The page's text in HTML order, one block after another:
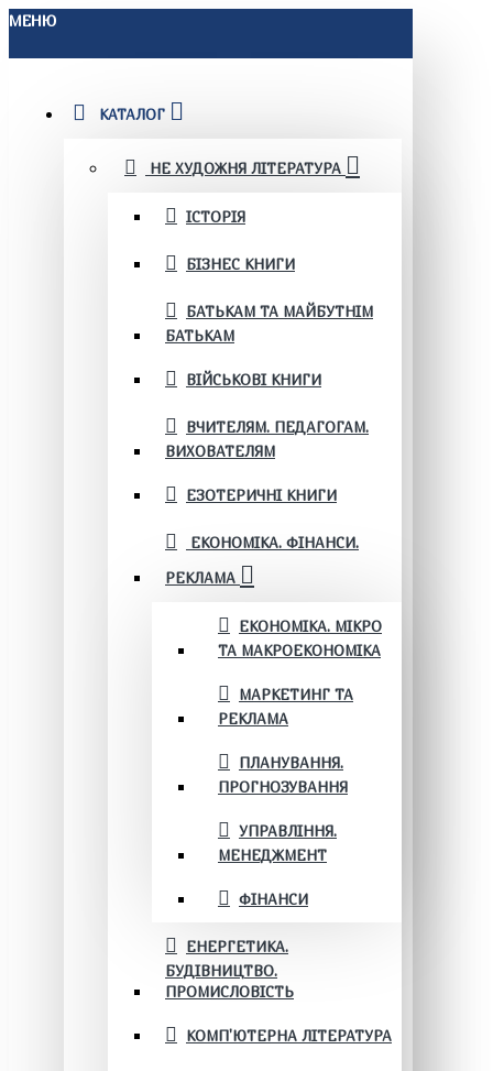
МЕНЮ
КАТАЛОГ
НЕ ХУДОЖНЯ ЛІТЕРАТУРА
ІСТОРІЯ
БІЗНЕС КНИГИ
БАТЬКАМ ТА МАЙБУТНІМ
БАТЬКАМ
ВІЙСЬКОВІ КНИГИ
ВЧИТЕЛЯМ. ПЕДАГОГАМ.
ВИХОВАТЕЛЯМ
ЕЗОТЕРИЧНІ КНИГИ
ЕКОНОМІКА. ФІНАНСИ.
РЕКЛАМА
ЕКОНОМІКА. МІКРО
ТА МАКРОЕКОНОМІКА
МАРКЕТИНГ ТА
РЕКЛАМА
ПЛАНУВАННЯ.
ПРОГНОЗУВАННЯ
УПРАВЛІННЯ.
МЕНЕДЖМЕНТ
ФІНАНСИ
ЕНЕРГЕТИКА.
БУДІВНИЦТВО.
ПРОМИСЛОВІСТЬ
КОМП'ЮТЕРНА ЛІТЕРАТУРА